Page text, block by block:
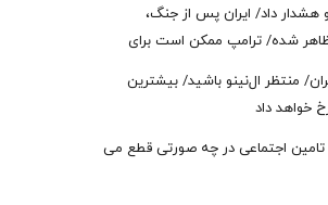
هشدار داد/ ایران پس از جنگ،
شده/ ترامپ ممکن است برای
روی بیاورد
منتظر ال‌نینو باشید/ بیشترین
خواهد داد
اجتماعی در چه صورتی قطع می